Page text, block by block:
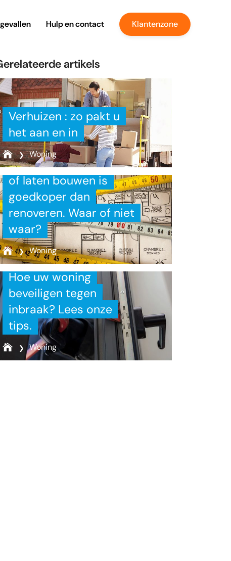
Hulp en contact Klantenzone
artikels
Verhuizen : zo pakt u
het aan en in
Woning
Een nieuwbouw kopen
of laten bouwen is
goedkoper dan
renoveren. Waar of niet
waar?
Woning
Hoe uw woning
beveiligen tegen
inbraak? Lees onze
tips.
Woning